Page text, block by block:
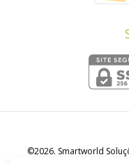
©2026. Smartworld